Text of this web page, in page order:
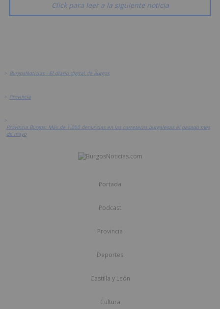
Click para leer a la siguiente noticia
> BurgosNoticias - El diario digital de Burgos
> Provincia
>
Provincia Burgos: Más de 1.000 denuncias en las carreteras burgalesas el pasado mes
de mayo
Portada
Podcast
Provincia
Deportes
Castilla y León
Cultura